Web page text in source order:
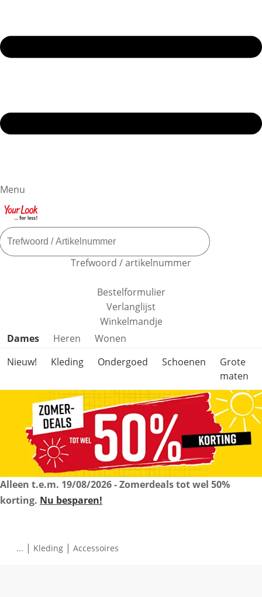
Menu
Trefwoord / artikelnummer
Bestelformulier
Verlanglijst
Winkelmandje
Productcategorieën overslaan
Dames Heren
Wonen
Nieuw!
Kleding Ondergoed Schoenen
Grote
maten
Alleen t.e.m. 19/08/2026- Zomerdeals tot wel 50%
korting. Nu besparen!
... | Kleding | Accessoires